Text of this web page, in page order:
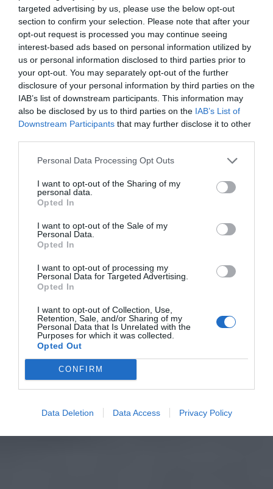
targeted advertising by us, please use the below opt-out
section to confirm your selection. Please note that after your
opt-out request is processed you may continue seeing
interest-based ads based on personal information utilized by
us or personal information disclosed to third parties prior to
your opt-out. You may separately opt-out of the further
disclosure of your personal information by third parties on the
IAB’s list of downstream participants. This information may
also be disclosed by us to third parties on the IAB’s List of
Downstream Participants that may further disclose it to other
Personal Data Processing Opt Outs
I want to opt-out of the Sharing of my
personal data.
Opted In
I want to opt-out of the Sale of my
Personal Data.
Opted In
I want to opt-out of processing my
Personal Data for Targeted Advertising.
Opted In
I want to opt-out of Collection, Use,
Retention, Sale, and/or Sharing of my
Personal Data that Is Unrelated with the
Purposes for which it was collected.
Opted Out
CONFIRM
Data Deletion Data Access Privacy Policy